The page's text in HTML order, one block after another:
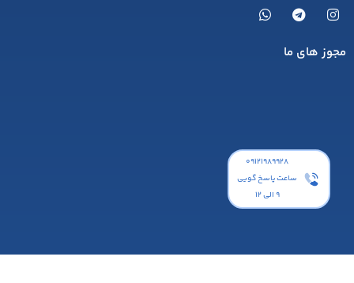
مجوز های ما
۰۹۱۲۱۹۸۹۹۲۸
ساعت پاسخ گویی
9 الی 12